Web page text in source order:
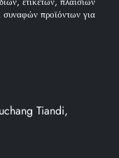
προϊόντων για
Tiandi,